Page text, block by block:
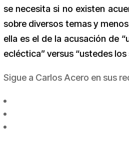
se necesita si no existen
sobre diversos temas y
ella es el de la acusación de
ecléctica” versus “ustedes
Sigue a Carlos Acero en sus